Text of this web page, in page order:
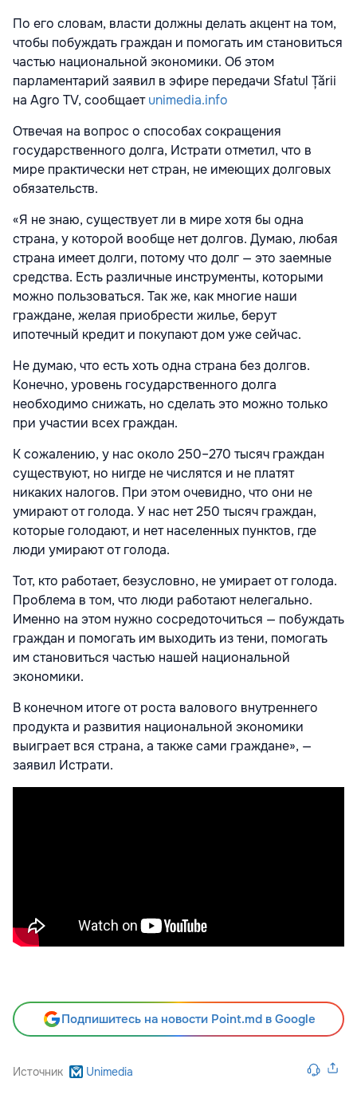
По его словам, власти должны делать акцент на том,
чтобы побуждать граждан и помогать им становиться
частью национальной экономики. Об этом
парламентарий заявил в эфире передачи Sfatul Țării
на Agro TV, сообщаетunimedia.info
Отвечая на вопрос о способах сокращения
государственного долга, Истрати отметил, что в
мире практически нет стран, не имеющих долговых
обязательств.
«Я не знаю, существует ли в мире хотя бы одна
страна, у которой вообще нет долгов. Думаю, любая
страна имеет долги, потому что долг — это заемные
средства. Есть различные инструменты, которыми
можно пользоваться. Так же, как многие наши
граждане, желая приобрести жилье, берут
ипотечный кредит и покупают дом уже сейчас.
Не думаю, что есть хоть одна страна без долгов.
Конечно, уровень государственного долга
необходимо снижать, но сделать это можно только
при участии всех граждан.
К сожалению, у нас около 250–270 тысяч граждан
существуют, но нигде не числятся и не платят
никаких налогов. При этом очевидно, что они не
умирают от голода. У нас нет 250 тысяч граждан,
которые голодают, и нет населенных пунктов, где
люди умирают от голода.
Тот, кто работает, безусловно, не умирает от голода.
Проблема в том, что люди работают нелегально.
Именно на этом нужно сосредоточиться — побуждать
граждан и помогать им выходить из тени, помогать
им становиться частью нашей национальной
экономики.
В конечном итоге от роста валового внутреннего
продукта и развития национальной экономики
выиграет вся страна, а также сами граждане», —
заявил Истрати.
Подпишитесь на новости Point.md в Google
Источник Unimedia